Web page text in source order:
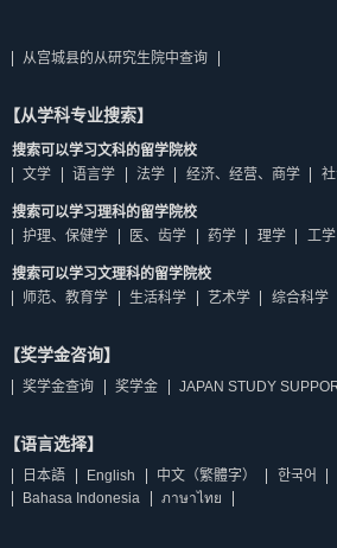
从宫城县的从研究生院中查询
【从学科专业搜索】
搜索可以学习文科的留学院校
文学
语言学 法学 经济、经营、商学
搜索可以学习理科的留学院校
护理、保健学
医、齿学 药学 理学 工学
搜索可以学习文理科的留学院校
师范、教育学
生活科学 艺术学 综合科学
【奖学金咨询】
奖学金查询 奖学金 JAPAN STUDY
【语言选择】
日本語 English 中文（繁體字） 한국어
Bahasa Indonesia
ภาษาไทย